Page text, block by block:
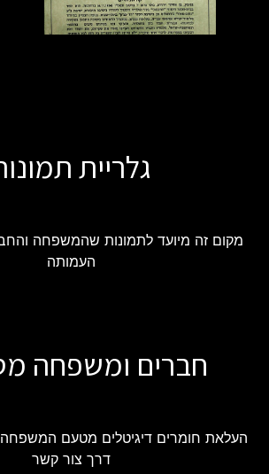
גלריית
מקום זה מיועד לתמונות שהמשפחה
העמותה
חברים ומשפחה
העלאת חומרים דיגיטלים מטעם
דרך צור קשר